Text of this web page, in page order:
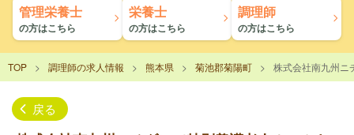
管理栄養士
の方はこちら
栄養士
の方はこちら
調理師
の方はこちら
TOP 調理師の求人情報 熊本県 菊池郡菊陽町 株式会社南九州ニ
戻る